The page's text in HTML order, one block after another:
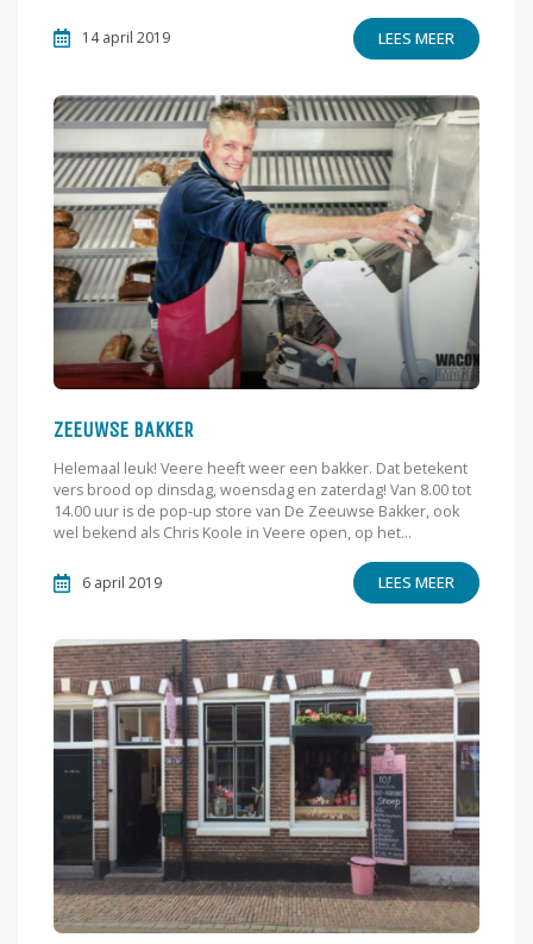
14 april 2019 LEES MEER
ZEEUWSE BAKKER
Helemaal leuk! Veere heeft weer een bakker. Dat betekent
vers brood op dinsdag, woensdag en zaterdag! Van 8.00 tot
14.00 uur is de pop-up store van De Zeeuwse Bakker, ook
wel bekend als Chris Koole in Veere open, op het...
6 april 2019 LEES MEER